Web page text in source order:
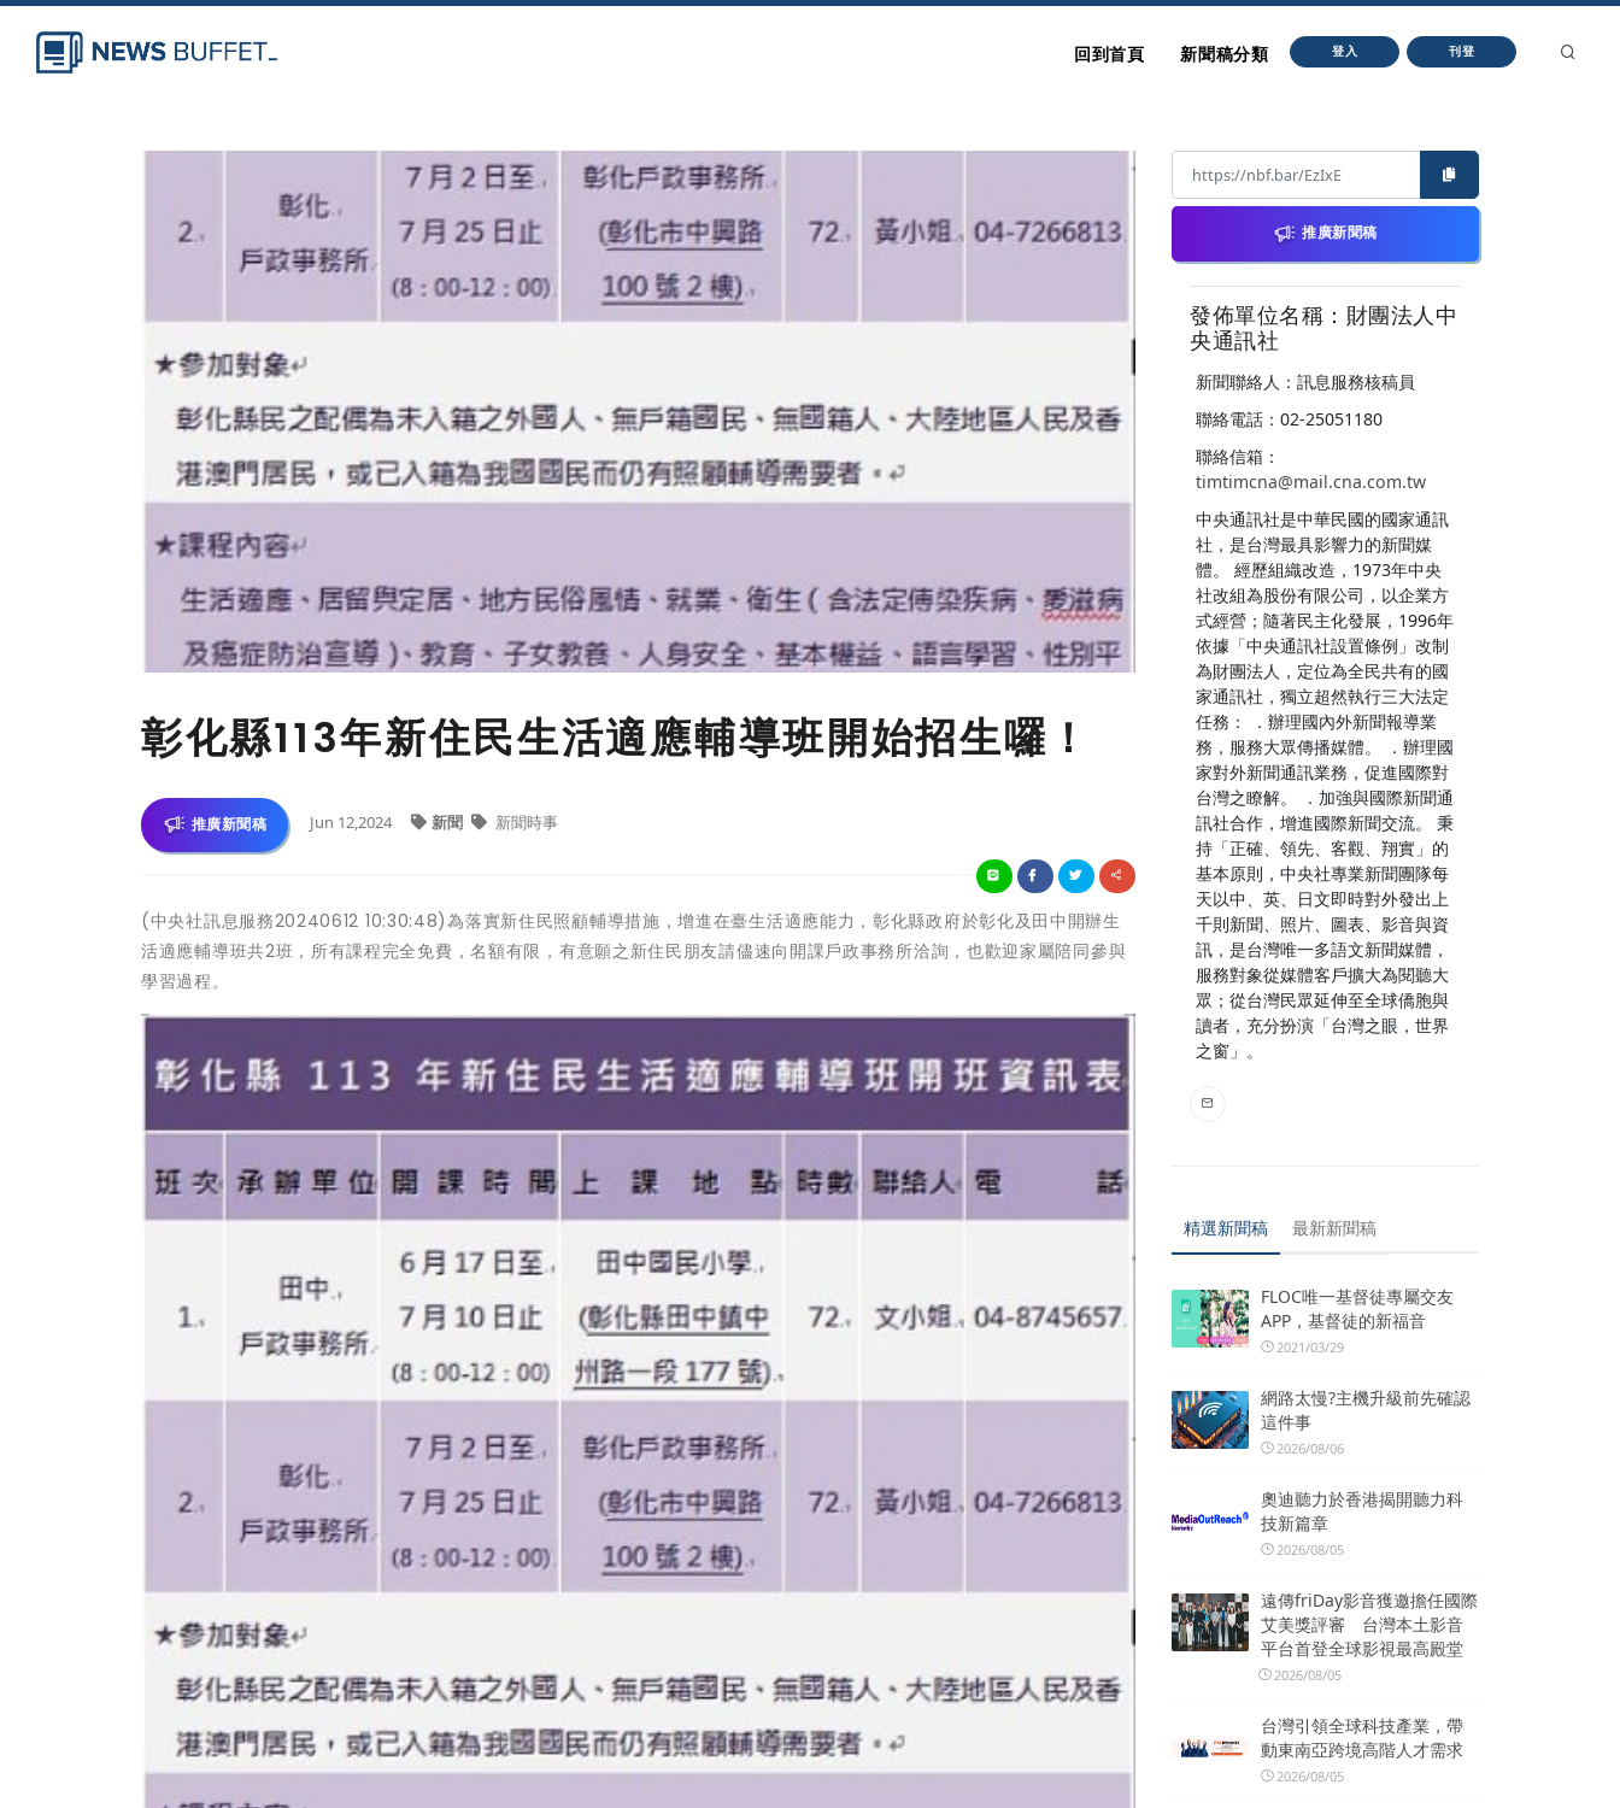
回到首頁 新聞稿分類 登入 刊登
彰化縣113年新住民生活適應輔導班開始招生囉！
推廣新聞稿 Jun 12,2024 新聞 新聞時事
(中央社訊息服務20240612 10:30:48)為落實新住民照顧輔導措施，增進在臺生活適應能力，彰化縣政府於彰化及田中開辦生
活適應輔導班共2班，所有課程完全免費，名額有限，有意願之新住民朋友請儘速向開課戶政事務所洽詢，也歡迎家屬陪同參與
學習過程。
推廣新聞稿
發佈單位名稱：財團法人中
央通訊社
新聞聯絡人：訊息服務核稿員
聯絡電話：02-25051180
聯絡信箱：
timtimcna@mail.cna.com.tw
中央通訊社是中華民國的國家通訊
社，是台灣最具影響力的新聞媒
體。 經歷組織改造，1973年中央
社改組為股份有限公司，以企業方
式經營；隨著民主化發展，1996年
依據「中央通訊社設置條例」改制
為財團法人，定位為全民共有的國
家通訊社，獨立超然執行三大法定
任務： ．辦理國內外新聞報導業
務，服務大眾傳播媒體。 ．辦理國
家對外新聞通訊業務，促進國際對
台灣之瞭解。 ．加強與國際新聞通
訊社合作，增進國際新聞交流。 秉
持「正確、領先、客觀、翔實」的
基本原則，中央社專業新聞團隊每
天以中、英、日文即時對外發出上
千則新聞、照片、圖表、影音與資
訊，是台灣唯一多語文新聞媒體，
服務對象從媒體客戶擴大為閱聽大
眾；從台灣民眾延伸至全球僑胞與
讀者，充分扮演「台灣之眼，世界
之窗」。
精選新聞稿 最新新聞稿
FLOC唯一基督徒專屬交友
APP，基督徒的新福音
2021/03/29
網路太慢?主機升級前先確認
這件事
2026/08/06
奧迪聽力於香港揭開聽力科
技新篇章
2026/08/05
遠傳friDay影音獲邀擔任國際
艾美獎評審 台灣本土影音
平台首登全球影視最高殿堂
2026/08/05
台灣引領全球科技產業，帶
動東南亞跨境高階人才需求
2026/08/05